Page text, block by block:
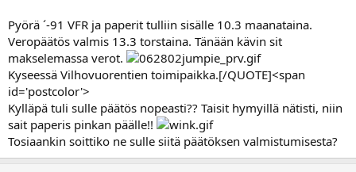
Pyörä ´-91 VFR ja paperit tulliin sisälle 10.3 maanataina.
Veropäätös valmis 13.3 torstaina. Tänään kävin sit
makselemassa verot.
Kyseessä Vilhovuorentien toimipaikka.[/QUOTE]<span
id='postcolor'>
Kylläpä tuli sulle päätös nopeasti?? Taisit hymyillä nätisti, niin
sait paperis pinkan päälle!!
Tosiaankin soittiko ne sulle siitä päätöksen valmistumisesta?